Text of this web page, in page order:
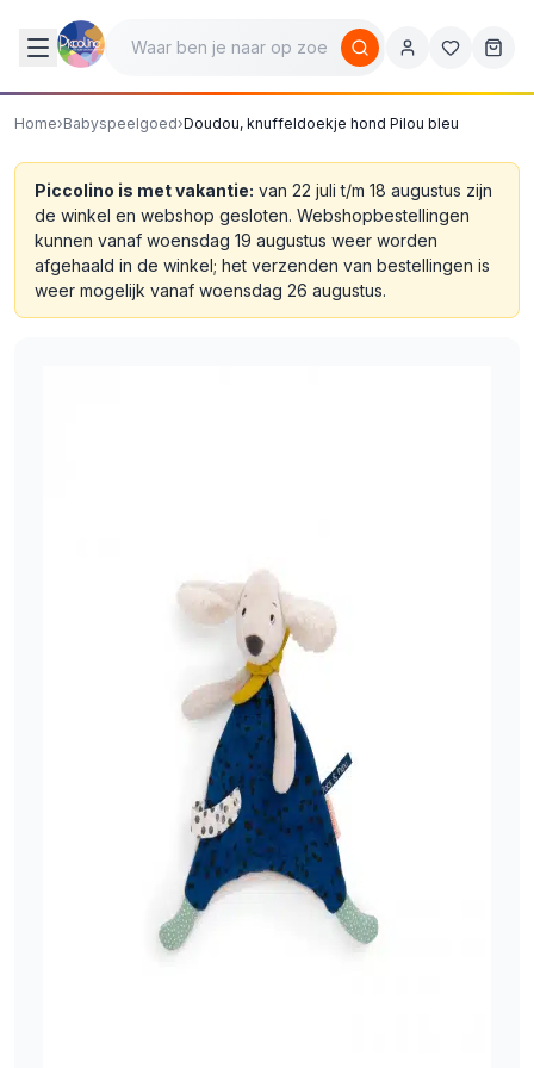
Home›Babyspeelgoed›Doudou, knuffeldoekje hond Pilou bleu
Piccolino is met vakantie: van 22 juli t/m 18 augustus zijn
de winkel en webshop gesloten. Webshopbestellingen
kunnen vanaf woensdag 19 augustus weer worden
afgehaald in de winkel; het verzenden van bestellingen is
weer mogelijk vanaf woensdag 26 augustus.